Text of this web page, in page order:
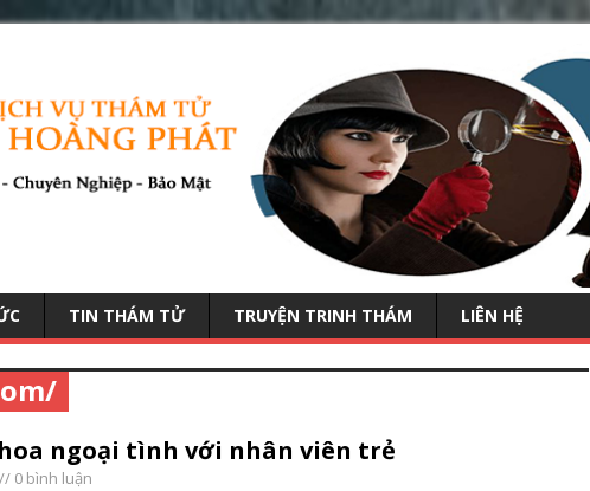
TIN THÁM TỬ TRUYỆN TRINH THÁM LIÊN HỆ
ngoại tình với nhân viên trẻ
// 0 bình luận